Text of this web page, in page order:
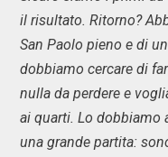
il risultato. Ritorno?
San Paolo pieno e di
dobbiamo cercare di
nulla da perdere e
ai quarti. Lo dobbiamo
una grande partita: